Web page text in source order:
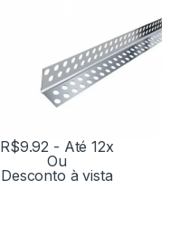
R$9.92 - Até 12x
Ou
Desconto à vista